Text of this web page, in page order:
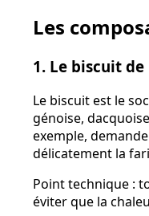
Les
1. Le biscuit de
Le biscuit est le
génoise,
exemple,
délicatement la
Point technique :
éviter que la